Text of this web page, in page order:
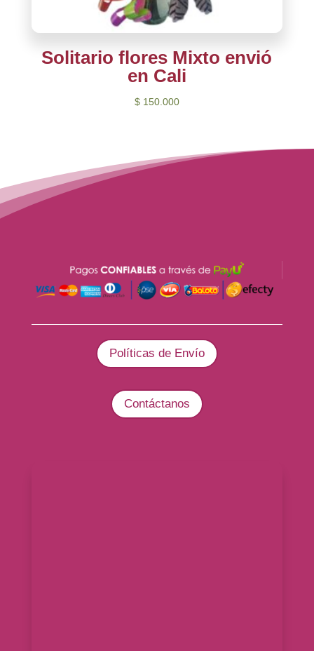
Solitario flores Mixto envió
en Cali
$150.000
Políticas de Envío
Contáctanos